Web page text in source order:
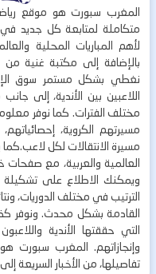
المغرب سبورت هو موقع
متكاملة لمتابعة كل جديد
لأهم المباريات المحلية
بالإضافة إلى مكتبة غنية
نغطي بشكل مستمر سوق
اللاعبين بين الأندية، إلى
مختلف الفترات. كما نوفر
مسيرتهم الكروية،
مسيرة الانتقالات لكل
العالمية والعربية، مع صفحات
ويمكنك الاطلاع على تشكيلة
الترتيب في مختلف الدوريات،
القادمة بشكل محدث. ونوفر
التي حققتها الأندية
وإنجازاتهم. المغرب سبورت
تفاصيلها، من الأخبار السريعة